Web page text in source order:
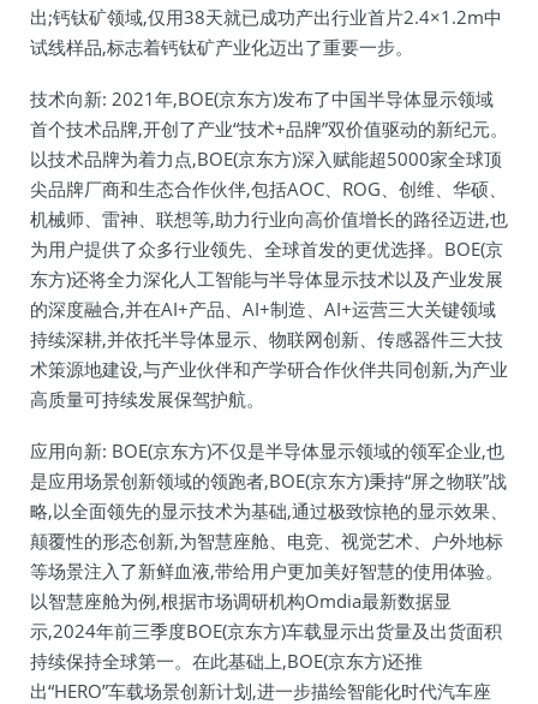
出;钙钛矿领域,仅用38天就已成功产出行业首片2.4×1.2m中
试线样品,标志着钙钛矿产业化迈出了重要一步。
技术向新: 2021年,BOE(京东方)发布了中国半导体显示领域
首个技术品牌,开创了产业“技术+品牌”双价值驱动的新纪元。
以技术品牌为着力点,BOE(京东方)深入赋能超5000家全球顶
尖品牌厂商和生态合作伙伴,包括AOC、ROG、创维、华硕、
机械师、雷神、联想等,助力行业向高价值增长的路径迈进,也
为用户提供了众多行业领先、全球首发的更优选择。BOE(京
东方)还将全力深化人工智能与半导体显示技术以及产业发展
的深度融合,并在AI+产品、AI+制造、AI+运营三大关键领域
持续深耕,并依托半导体显示、物联网创新、传感器件三大技
术策源地建设,与产业伙伴和产学研合作伙伴共同创新,为产业
高质量可持续发展保驾护航。
应用向新: BOE(京东方)不仅是半导体显示领域的领军企业,也
是应用场景创新领域的领跑者,BOE(京东方)秉持“屏之物联”战
略,以全面领先的显示技术为基础,通过极致惊艳的显示效果、
颠覆性的形态创新,为智慧座舱、电竞、视觉艺术、户外地标
等场景注入了新鲜血液,带给用户更加美好智慧的使用体验。
以智慧座舱为例,根据市场调研机构Omdia最新数据显
示,2024年前三季度BOE(京东方)车载显示出货量及出货面积
持续保持全球第一。在此基础上,BOE(京东方)还推
出“HERO”车载场景创新计划,进一步描绘智能化时代汽车座